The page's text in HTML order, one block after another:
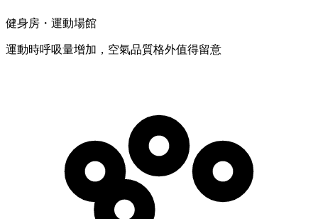
健身房・運動場館
運動時呼吸量增加，空氣品質格外值得留意